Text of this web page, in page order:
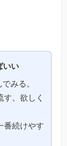
いい
みる。
。欲しく
番続けやす